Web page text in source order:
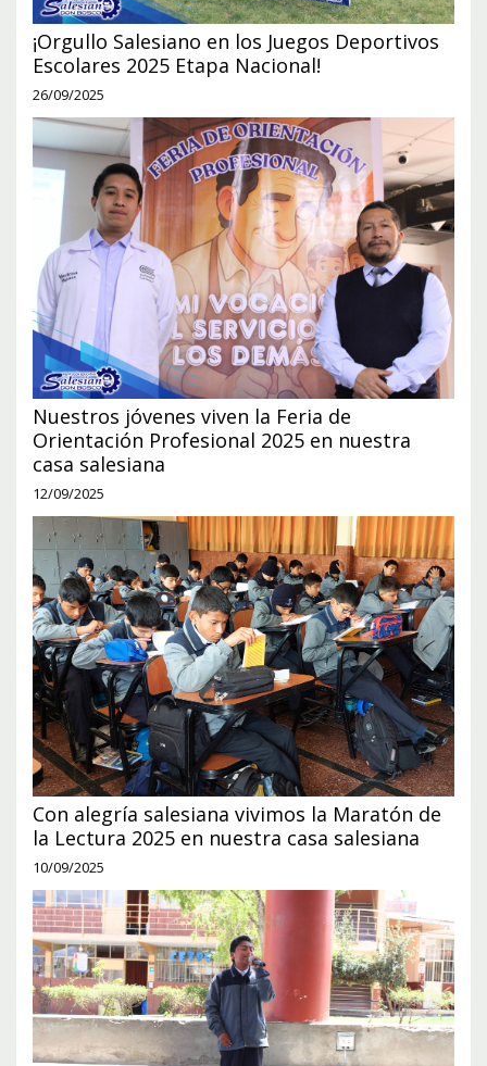
¡Orgullo Salesiano en los Juegos Deportivos
Escolares 2025 Etapa Nacional!
26/09/2025
Nuestros jóvenes viven la Feria de
Orientación Profesional 2025 en nuestra
casa salesiana
12/09/2025
Con alegría salesiana vivimos la Maratón de
la Lectura 2025 en nuestra casa salesiana
10/09/2025